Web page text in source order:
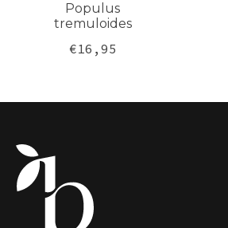
Populus
tremuloides
€16,95